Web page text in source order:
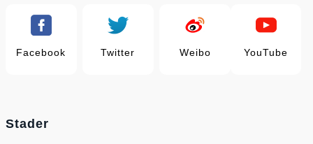
Facebook Twitter Weibo YouTube
Stader